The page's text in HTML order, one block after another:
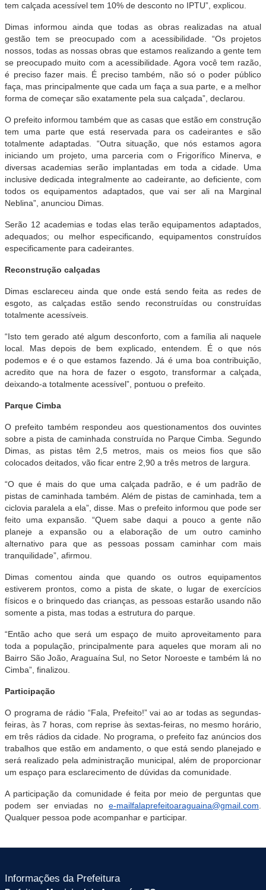
tem calçada acessível tem 10% de desconto no IPTU”, explicou.
Dimas informou ainda que todas as obras realizadas na atual
gestão tem se preocupado com a acessibilidade. “Os projetos
nossos, todas as nossas obras que estamos realizando a gente tem
se preocupado muito com a acessibilidade. Agora você tem razão,
é preciso fazer mais. É preciso também, não só o poder público
faça, mas principalmente que cada um faça a sua parte, e a melhor
forma de começar são exatamente pela sua calçada”, declarou.
O prefeito informou também que as casas que estão em construção
tem uma parte que está reservada para os cadeirantes e são
totalmente adaptadas. “Outra situação, que nós estamos agora
iniciando um projeto, uma parceria com o Frigorífico Minerva, e
diversas academias serão implantadas em toda a cidade. Uma
inclusive dedicada integralmente ao cadeirante, ao deficiente, com
todos os equipamentos adaptados, que vai ser ali na Marginal
Neblina”, anunciou Dimas.
Serão 12 academias e todas elas terão equipamentos adaptados,
adequados; ou melhor especificando, equipamentos construídos
especificamente para cadeirantes.
Reconstrução calçadas
Dimas esclareceu ainda que onde está sendo feita as redes de
esgoto, as calçadas estão sendo reconstruídas ou construídas
totalmente acessíveis.
“Isto tem gerado até algum desconforto, com a família ali naquele
local. Mas depois de bem explicado, entendem. É o que nós
podemos e é o que estamos fazendo. Já é uma boa contribuição,
acredito que na hora de fazer o esgoto, transformar a calçada,
deixando-a totalmente acessível”, pontuou o prefeito.
Parque Cimba
O prefeito também respondeu aos questionamentos dos ouvintes
sobre a pista de caminhada construída no Parque Cimba. Segundo
Dimas, as pistas têm 2,5 metros, mais os meios fios que são
colocados deitados, vão ficar entre 2,90 a três metros de largura.
“O que é mais do que uma calçada padrão, e é um padrão de
pistas de caminhada também. Além de pistas de caminhada, tem a
ciclovia paralela a ela”, disse. Mas o prefeito informou que pode ser
feito uma expansão. “Quem sabe daqui a pouco a gente não
planeje a expansão ou a elaboração de um outro caminho
alternativo para que as pessoas possam caminhar com mais
tranquilidade”, afirmou.
Dimas comentou ainda que quando os outros equipamentos
estiverem prontos, como a pista de skate, o lugar de exercícios
físicos e o brinquedo das crianças, as pessoas estarão usando não
somente a pista, mas todas a estrutura do parque.
“Então acho que será um espaço de muito aproveitamento para
toda a população, principalmente para aqueles que moram ali no
Bairro São João, Araguaína Sul, no Setor Noroeste e também lá no
Cimba”, finalizou.
Participação
O programa de rádio “Fala, Prefeito!” vai ao ar todas as segundas-
feiras, às 7 horas, com reprise às sextas-feiras, no mesmo horário,
em três rádios da cidade. No programa, o prefeito faz anúncios dos
trabalhos que estão em andamento, o que está sendo planejado e
será realizado pela administração municipal, além de proporcionar
um espaço para esclarecimento de dúvidas da comunidade.
A participação da comunidade é feita por meio de perguntas que
podem ser enviadas no e-mailfalaprefeitoaraguaina@gmail.com
Qualquer pessoa pode acompanhar e participar.
Informações da Prefeitura